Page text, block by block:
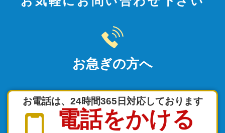
お急ぎの方へ
お電話は、24時間365日対応しております
電話をかける